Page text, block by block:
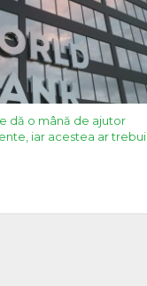
dă o mână de ajutor
iar acestea ar trebui